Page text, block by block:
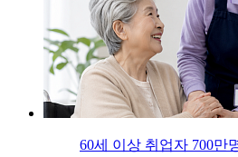
60세 이상 취업자 700만